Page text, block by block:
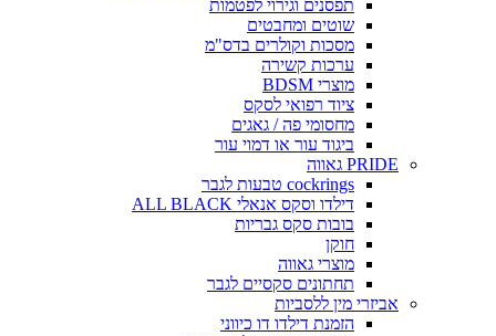
תפסנים וגירוי לפטמות
שוטים ומחבטים
מסכות וקולרים בדס"מ
ערכות קשירה
מוצרי BDSM
ציוד רפואי לסקס
מחסומי פה / גאגים
ביגוד עור או דמוי עור
PRIDE גאווה
cockrings טבעות לגבר
דילדו וסקס אנאלי ALL BLACK
בובות סקס גבריות
חוקן
מוצרי גאווה
תחתונים סקסיים לגבר
אביזרי מין ללסביות
הזמנת דילדו דו כיווני